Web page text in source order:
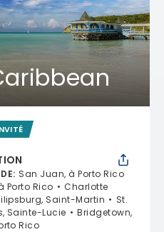
: San Juan, à Porto Rico
Porto Rico
Charlotte
Saint-Martin
St.
Sainte-Lucie
Bridgetown,
Rico